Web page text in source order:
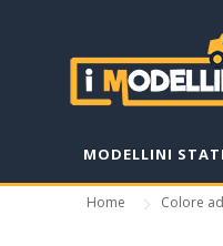
MODELLINI
Home Colore